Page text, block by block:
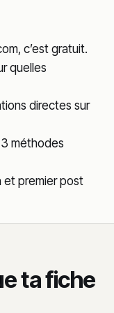
c’est gratuit.
quelles
directes sur
méthodes
et premier post
ta fiche